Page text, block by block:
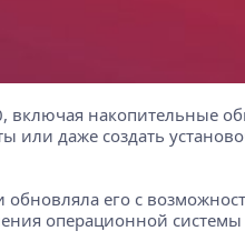
включая накопительные
или даже создать
его с
операционной